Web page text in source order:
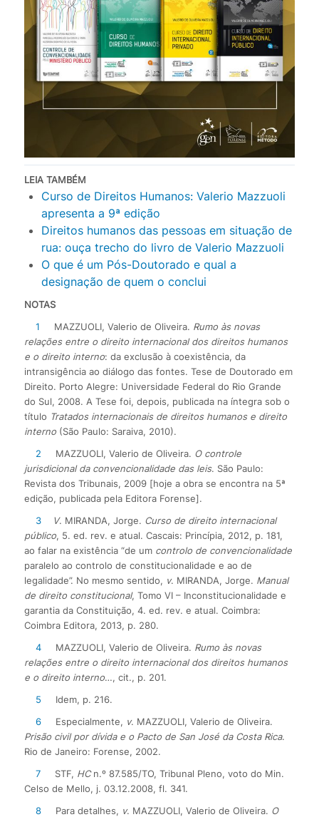
LEIA TAMBÉM
Curso de Direitos Humanos: Valerio Mazzuoli
apresenta a 9ª edição
Direitos humanos das pessoas em situação de
rua: ouça trecho do livro de Valerio Mazzuoli
O que é um Pós-Doutorado e qual a
designação de quem o conclui
NOTAS
1
MAZZUOLI, Valerio de Oliveira. Rumo às novas
relações entre o direito internacional dos direitos humanos
e o direito interno: da exclusão à coexistência, da
intransigência ao diálogo das fontes. Tese de Doutorado em
Direito. Porto Alegre: Universidade Federal do Rio Grande
do Sul, 2008. A Tese foi, depois, publicada na íntegra sob o
título Tratados internacionais de direitos humanos e direito
interno(São Paulo: Saraiva, 2010).
2
MAZZUOLI, Valerio de Oliveira. O controle
jurisdicional da convencionalidade das leis. São Paulo:
Revista dos Tribunais, 2009 [hoje a obra se encontra na 5ª
edição, publicada pela Editora Forense].
3
V. MIRANDA, Jorge. Curso de direito internacional
público, 5. ed. rev. e atual. Cascais: Princípia, 2012, p. 181,
ao falar na existência “de um controlo de convencionalidade
paralelo ao controlo de constitucionalidade e ao de
legalidade”. No mesmo sentido, v. MIRANDA, Jorge. Manual
de direito constitucional, Tomo VI – Inconstitucionalidade e
garantia da Constituição, 4. ed. rev. e atual. Coimbra:
Coimbra Editora, 2013, p. 280.
4
MAZZUOLI, Valerio de Oliveira. Rumo às novas
relações entre o direito internacional dos direitos humanos
e o direito interno…, cit., p. 201.
5
Idem, p. 216.
6
Especialmente, v. MAZZUOLI, Valerio de Oliveira.
Prisão civil por dívida e o Pacto de San José da Costa Rica.
Rio de Janeiro: Forense, 2002.
7
STF, HCn.º 87.585/TO, Tribunal Pleno, voto do Min.
Celso de Mello, j. 03.12.2008, fl. 341.
8
Para detalhes, v. MAZZUOLI, Valerio de Oliveira. O